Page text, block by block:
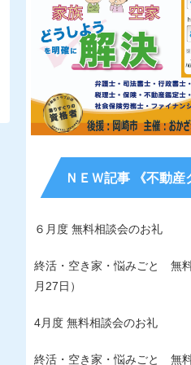
ＮＥＷ記事 《不動産
６月度 無料相談会のお礼
終活・空き家・悩みごと 無
月27日）
4月度 無料相談会のお礼
終活・空き家・悩みごと 無